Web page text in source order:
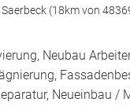
(18km von
Neubau
Neueinbau /